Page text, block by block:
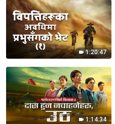
1:20:47
1:14:34